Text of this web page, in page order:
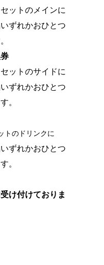
ットのメインに
ずれかおひとつ
ットのサイドに
ずれかおひとつ
。
トのドリンクに
ずれかおひとつ
。
け付けておりま